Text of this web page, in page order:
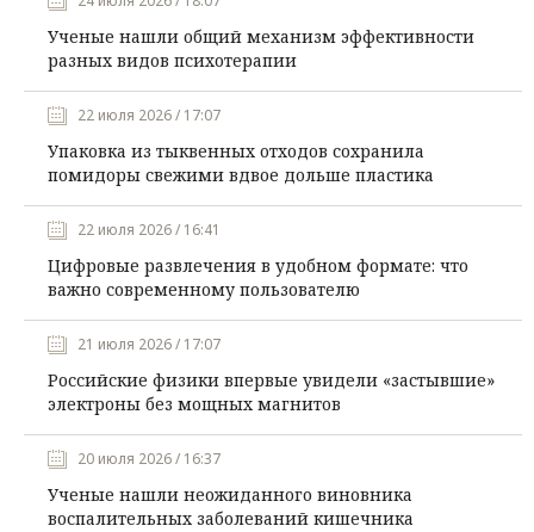
Ученые нашли общий механизм эффективности
разных видов психотерапии
22 июля 2026 / 17:07
Упаковка из тыквенных отходов сохранила
помидоры свежими вдвое дольше пластика
22 июля 2026 / 16:41
Цифровые развлечения в удобном формате: что
важно современному пользователю
21 июля 2026 / 17:07
Российские физики впервые увидели «застывшие»
электроны без мощных магнитов
20 июля 2026 / 16:37
Ученые нашли неожиданного виновника
воспалительных заболеваний кишечника